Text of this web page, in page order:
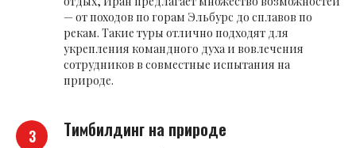
— от походов по горам Эльбурс до сплавов по
рекам. Такие туры отлично подходят для
укрепления командного духа и вовлечения
сотрудников в совместные испытания на
природе.
Тимбилдинг на природе